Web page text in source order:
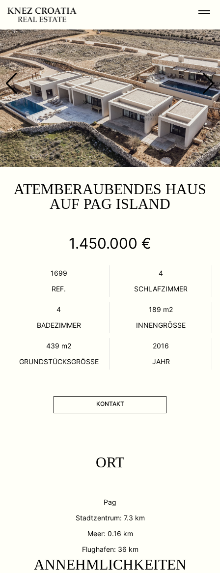
ATEMBERAUBENDES HAUS
AUF PAG ISLAND
1.450.000 €
1699
REF.
4
SCHLAFZIMMER
4
BADEZIMMER
189 m2
INNENGRÖSSE
439 m2
GRUNDSTÜCKSGRÖSSE
2016
JAHR
KONTAKT
ORT
Pag
Stadtzentrum: 7.3 km
Meer: 0.16 km
Flughafen: 36 km
ANNEHMLICHKEITEN